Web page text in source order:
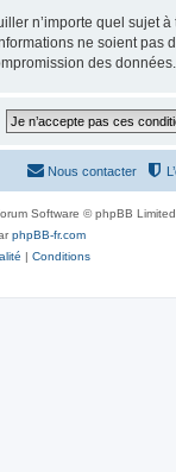
n’importe quel sujet
ne soient
des données.
Nous contacter
Software © phpBB Limited
phpBB-fr.com
| Conditions